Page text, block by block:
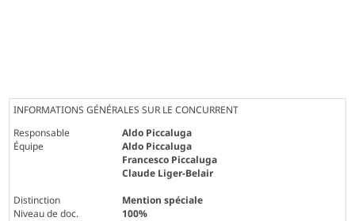
INFORMATIONS GÉNÉRALES SUR LE CONCURRENT
Responsable
Aldo Piccaluga
Équipe
Aldo Piccaluga
Francesco Piccaluga
Claude Liger-Belair
Distinction
Mention spéciale
Niveau de doc.
100%